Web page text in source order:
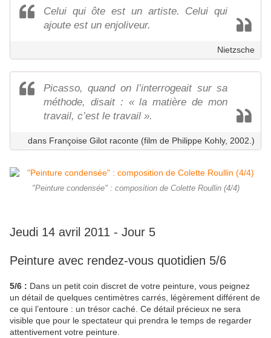
Celui qui ôte est un artiste. Celui qui
ajoute est un enjoliveur.
Nietzsche
Picasso, quand on l’interrogeait sur sa
méthode, disait : « la matière de mon
travail, c’est le travail ».
dans Françoise Gilot raconte (film de Philippe Kohly, 2002.)
"Peinture condensée" : composition de Colette Roullin (4/4)
Jeudi 14 avril 2011 - Jour 5
Peinture avec rendez-vous quotidien 5/6
5/6 : Dans un petit coin discret de votre peinture, vous peignez
un détail de quelques centimètres carrés, légèrement différent de
ce qui l’entoure : un trésor caché. Ce détail précieux ne sera
visible que pour le spectateur qui prendra le temps de regarder
attentivement votre peinture.